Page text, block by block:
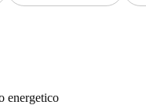
energetico